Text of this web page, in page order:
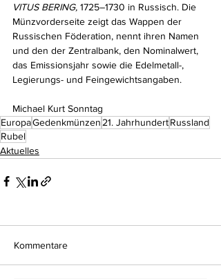
VITUS BERING, 1725–1730 in Russisch. Die
Münzvorderseite zeigt das Wappen der
Russischen Föderation, nennt ihren Namen
und den der Zentralbank, den Nominalwert,
das Emissionsjahr sowie die Edelmetall-,
Legierungs- und Feingewichtsangaben.
Michael Kurt Sonntag
EuropaGedenkmünzen 21. JahrhundertRussland
Rubel
Aktuelles
Kommentare